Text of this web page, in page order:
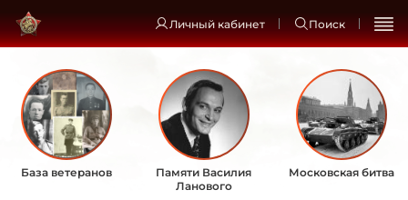
Личный кабинет Поиск
База ветеранов
Памяти Василия
Ланового
Московская битва